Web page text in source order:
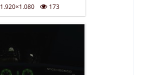
1.920×1.080 173